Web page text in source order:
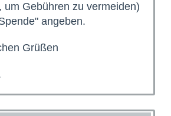
um Gebühren zu vermeiden)
angeben.
Grüßen